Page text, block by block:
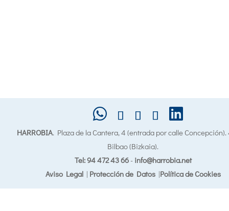
HARROBIA. Plaza de la Cantera, 4 (entrada por calle
Bilbao (Bizkaia).
Tel: 94 472 43 66- info@harrobia.net
Aviso Legal| Protección de Datos|Política de Cookies